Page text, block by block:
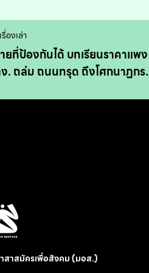
องเล่า
ยที่ป้องกันได้ บทเรียนราคาแพง
. ถล่ม ถนนทรุด ถึงโศกนาฏกร
สาสมัครเพื่อสังคม (มอส.)